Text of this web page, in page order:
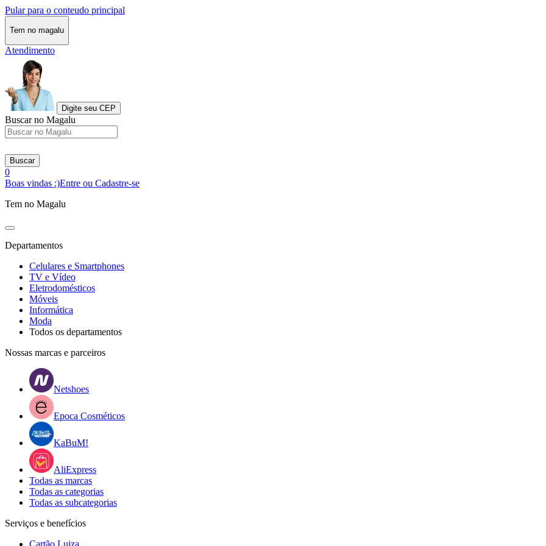
Pular para o conteudo principal
Tem no magalu
Atendimento
Digite seu CEP
Buscar no Magalu
Buscar
0
Boas vindas :)Entre ou Cadastre-se
Tem no Magalu
Departamentos
Celulares e Smartphones
TV e Vídeo
Eletrodomésticos
Móveis
Informática
Moda
Todos os departamentos
Nossas marcas e parceiros
Netshoes
Epoca Cosméticos
KaBuM!
AliExpress
Todas as marcas
Todas as categorias
Todas as subcategorias
Serviços e benefícios
Cartão Luiza